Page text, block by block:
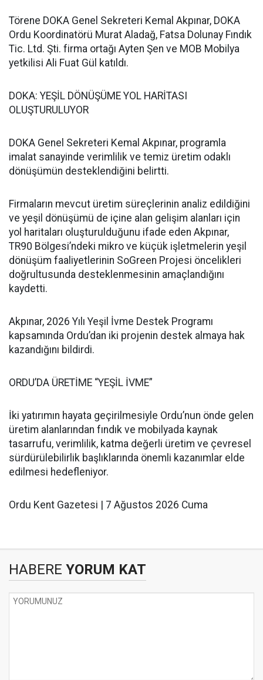
Törene DOKA Genel Sekreteri Kemal Akpınar, DOKA
Ordu Koordinatörü Murat Aladağ, Fatsa Dolunay Fındık
Tic. Ltd. Şti. firma ortağı Ayten Şen ve MOB Mobilya
yetkilisi Ali Fuat Gül katıldı.
DOKA: YEŞİL DÖNÜŞÜME YOL HARİTASI
OLUŞTURULUYOR
DOKA Genel Sekreteri Kemal Akpınar, programla
imalat sanayinde verimlilik ve temiz üretim odaklı
dönüşümün desteklendiğini belirtti.
Firmaların mevcut üretim süreçlerinin analiz edildiğini
ve yeşil dönüşümü de içine alan gelişim alanları için
yol haritaları oluşturulduğunu ifade eden Akpınar,
TR90 Bölgesi’ndeki mikro ve küçük işletmelerin yeşil
dönüşüm faaliyetlerinin SoGreen Projesi öncelikleri
doğrultusunda desteklenmesinin amaçlandığını
kaydetti.
Akpınar, 2026 Yılı Yeşil İvme Destek Programı
kapsamında Ordu’dan iki projenin destek almaya hak
kazandığını bildirdi.
ORDU’DA ÜRETİME “YEŞİL İVME”
İki yatırımın hayata geçirilmesiyle Ordu’nun önde gelen
üretim alanlarından fındık ve mobilyada kaynak
tasarrufu, verimlilik, katma değerli üretim ve çevresel
sürdürülebilirlik başlıklarında önemli kazanımlar elde
edilmesi hedefleniyor.
Ordu Kent Gazetesi | 7 Ağustos 2026 Cuma
HABERE YORUM KAT